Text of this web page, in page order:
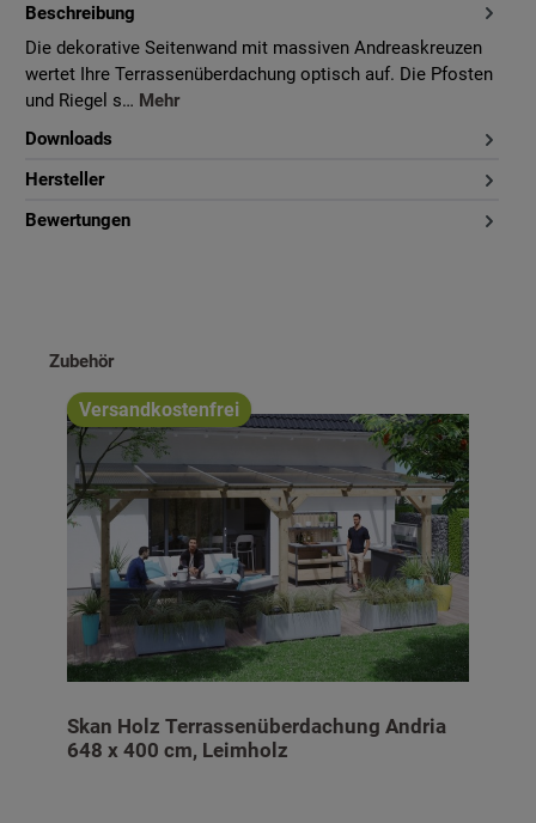
Beschreibung
Die dekorative Seitenwand mit massiven Andreaskreuzen
wertet Ihre Terrassenüberdachung optisch auf. Die Pfosten
und Riegel s… Mehr
Downloads
Hersteller
Bewertungen
Produktgalerie überspringen
Zubehör
Versandkostenfrei
Skan Holz Terrassenüberdachung Andria
648 x 400 cm, Leimholz